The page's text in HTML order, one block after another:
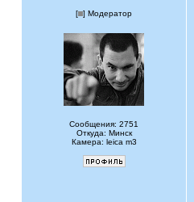
[ ] Модератор
Сообщения: 2751
Откуда: Минск
Камера: leica m3